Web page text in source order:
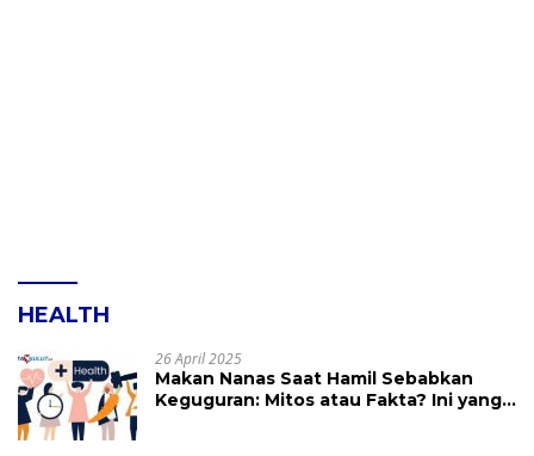
HEALTH
26 April 2025
Makan Nanas Saat Hamil Sebabkan
Keguguran: Mitos atau Fakta? Ini yang